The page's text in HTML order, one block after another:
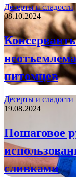
Десерты и сладости
08.10.2024
питомцев
Десерты и сладости
19.08.2024
Пошаговое
сливками